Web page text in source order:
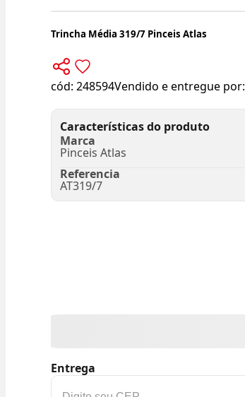
Trincha Média 319/7 Pinceis Atlas
cód: 248594Vendido e entregue por:
Características do produto
Marca
Pinceis Atlas
Referencia
AT319/7
Entrega